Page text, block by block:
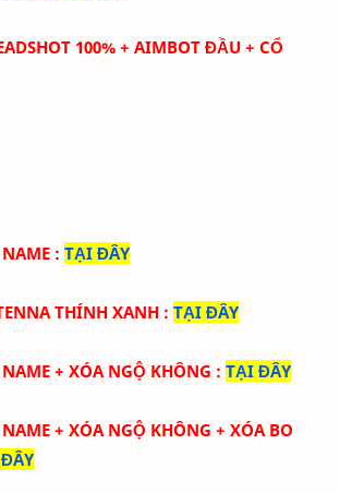
100% + AIMBOT ĐẦU + CỔ
NAME : TẠI ĐÂY
THÍNH XANH : TẠI ĐÂY
NAME + XÓA NGỘ KHÔNG : TẠI ĐÂY
NAME + XÓA NGỘ KHÔNG + XÓA BO